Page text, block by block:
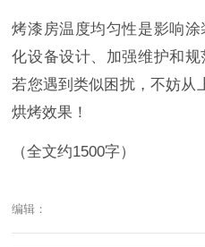
烤漆房温度均匀性是影响
化设备设计、加强维护和规
若您遇到类似困扰，不妨从
烘烤效果！
（全文约1500字）
编辑：